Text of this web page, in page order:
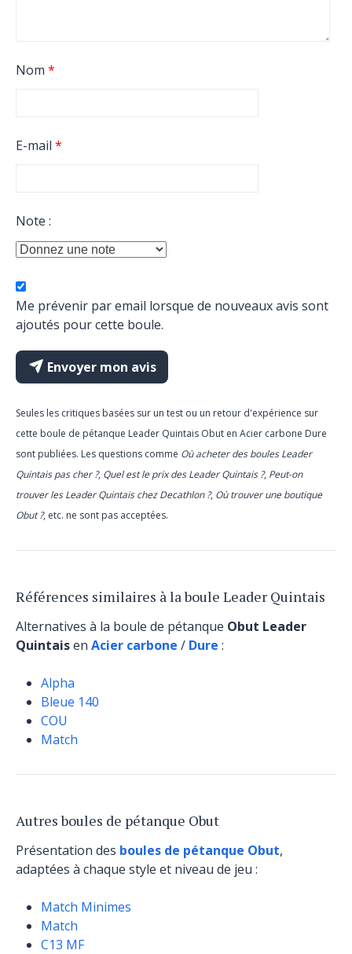
Nom *
E-mail *
Note :
Me prévenir par email lorsque de nouveaux avis sont
ajoutés pour cette boule.
Envoyer mon avis
Seules les critiques basées sur un test ou un retour d'expérience sur
cette boule de pétanque Leader Quintais Obut en Acier carbone Dure
sont publiées. Les questions comme Où acheter des boules Leader
Quintais pas cher ?, Quel est le prix des Leader Quintais ?, Peut-on
trouver les Leader Quintais chez Decathlon ?, Où trouver une boutique
Obut ?, etc. ne sont pas acceptées.
Références similaires à la boule Leader Quintais
Alternatives à la boule de pétanque Obut Leader
Quintaisen Acier carbone / Dure :
Alpha
Bleue 140
COU
Match
Autres boules de pétanque Obut
Présentation des boules de pétanque Obut,
adaptées à chaque style et niveau de jeu :
Match Minimes
Match
C13 MF